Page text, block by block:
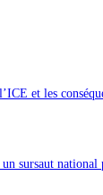
et les
sursaut